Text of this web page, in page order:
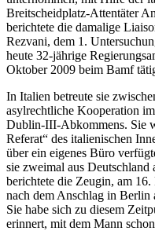
Breitscheidplatz-Attentäter
berichtete die damalige
Rezvani, dem 1.
heute 32-jährige
Oktober 2009 beim Bamf
In Italien betreute sie
asylrechtliche Kooperation
Dublin-III-Abkommens. Sie
Referat“ des italienischen
über ein eigenes Büro
sie zweimal aus
berichtete die Zeugin, am
nach dem Anschlag in Berlin
Sie habe sich zu diesem
erinnert, mit dem Mann